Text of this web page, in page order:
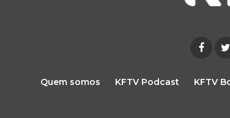
Quem somos KFTV Podcast KFTV